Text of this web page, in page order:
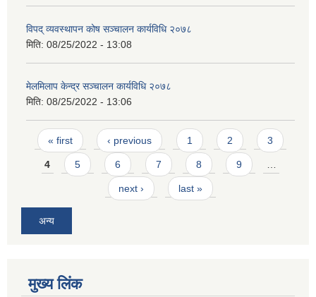
विपद् व्यवस्थापन कोष सञ्चालन कार्यविधि २०७८
मिति: 08/25/2022 - 13:08
मेलमिलाप केन्द्र सञ्चालन कार्यविधि २०७८
मिति: 08/25/2022 - 13:06
Pages
« first ‹ previous 1 2 3
4 5 6 7 8 9
next › last »
अन्य
मुख्य लिंक